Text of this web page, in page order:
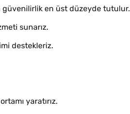
güvenilirlik en üst düzeyde tutulur.
sunarız.
destekleriz.
yaratırız.